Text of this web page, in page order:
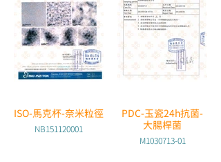
ISO-馬克杯-奈米粒徑
NB151120001
PDC-玉瓷24h抗菌-
大腸桿菌
M1030713-01